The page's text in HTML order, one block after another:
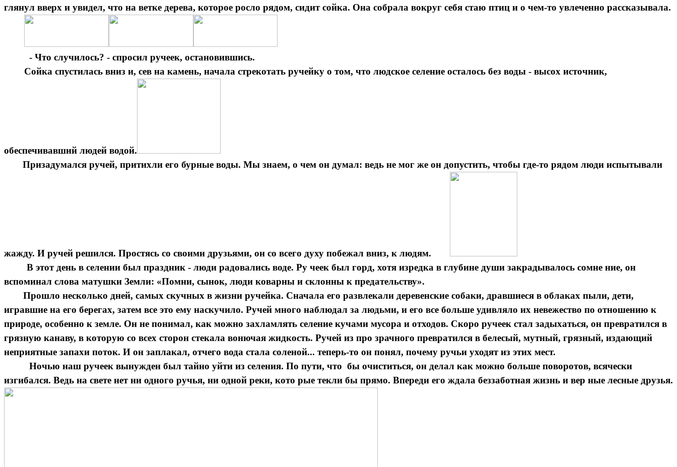
глянул вверх и увидел, что на ветке дерева, которое росло рядом, сидит сойка. Она собрала вокруг себя стаю птиц и о чем-то увлеченно рассказывала.
- Что случилось? - спросил ручеек, остановившись.
Сойка спустилась вниз и, сев на камень, начала стрекотать ручейку о том, что людское селение осталось без воды - высох источник,
обеспечивавший людей водой.
Призадумался ручей, притихли его бурные воды. Мы знаем, о чем он думал: ведь не мог же он допустить, чтобы где-то рядом люди испытывали
жажду. И ручей решился. Простясь со своими друзьями, он со всего духу побежал вниз, к людям.
В этот день в селении был праздник - люди радовались воде. Ру чеек был горд, хотя изредка в глубине души закрадывалось сомне ние, он
вспоминал слова матушки Земли: «Помни, сынок, люди коварны и склонны к предательству».
Прошло несколько дней, самых скучных в жизни ручейка. Сначала его развлекали деревенские собаки, дравшиеся в облаках пыли, дети,
игравшие на его берегах, затем все это ему наскучило. Ручей много наблюдал за людьми, и его все больше удивляло их невежество по отношению к
природе, особенно к земле. Он не понимал, как можно захламлять селение кучами мусора и отходов. Скоро ручеек стал задыхаться, он превратился в
грязную канаву, в которую со всех сторон стекала вонючая жидкость. Ручей из про зрачного превратился в белесый, мутный, грязный, издающий
неприятные запахи поток. И он заплакал, отчего вода стала соленой... теперь-то он понял, почему ручьи уходят из этих мест.
Ночью наш ручеек вынужден был тайно уйти из селения. По пути, что бы очиститься, он делал как можно больше поворотов, всячески
изгибался. Ведь на свете нет ни одного ручья, ни одной реки, кото рые текли бы прямо. Впереди его ждала беззаботная жизнь и вер ные лесные друзья.